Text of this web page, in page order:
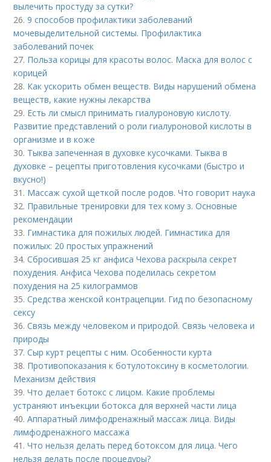
вылечить простуду за сутки?
26.9 способов профилактики заболеваний
мочевыделительной системы. Профилактика
заболеваний почек
27. Польза корицы для красоты волос. Маска для волос с
корицей
28. Как ускорить обмен веществ. Виды нарушений обмена
веществ, какие нужны лекарства
29. Есть ли смысл принимать гиалуроновую кислоту.
Развитие представлений о роли гиалуроновой кислоты в
организме и в коже
30. Тыква запеченная в духовке кусочками. Тыква в
духовке – рецепты приготовления кусочками (быстро и
вкусно!)
31. Массаж сухой щеткой после родов. Что говорит наука
32. Правильные тренировки для тех кому з. Основные
рекомендации
33. Гимнастика для пожилых людей. Гимнастика для
пожилых: 20 простых упражнений
34.Сбросившая 25 кг анфиса Чехова раскрыла секрет
похудения. Анфиса Чехова поделилась секретом
похудения на 25 килограммов
35.Средства женской контрацепции. Гид по безопасному
сексу
36.Связь между человеком и природой. Связь человека и
природы
37.Сыр курт рецепты с ним. Особенности курта
38. Противопоказания к ботулотоксину в косметологии.
Механизм действия
39.Что делает ботокс с лицом. Какие проблемы
устраняют инъекции ботокса для верхней части лица
40.Аппаратный лимфодренажный массаж лица. Виды
лимфодренажного массажа
41.Что нельзя делать перед ботоксом для лица. Чего
нельзя делать после процедуры?